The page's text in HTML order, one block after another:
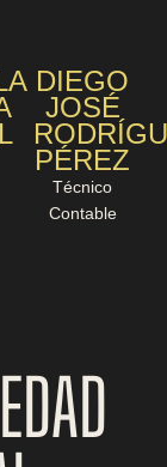
DIEGO
JOSÉ
PÉREZ
Técnico
Contable